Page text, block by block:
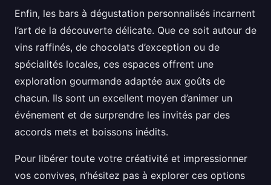
Enfin, les bars à dégustation personnalisés incarnent
l’art de la découverte délicate. Que ce soit autour de
vins raffinés, de chocolats d’exception ou de
spécialités locales, ces espaces offrent une
exploration gourmande adaptée aux goûts de
chacun. Ils sont un excellent moyen d’animer un
événement et de surprendre les invités par des
accords mets et boissons inédits.
Pour libérer toute votre créativité et impressionner
vos convives, n’hésitez pas à explorer ces options